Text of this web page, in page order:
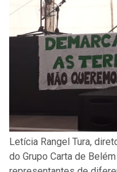
Letícia Rangel Tura,
do Grupo Carta de